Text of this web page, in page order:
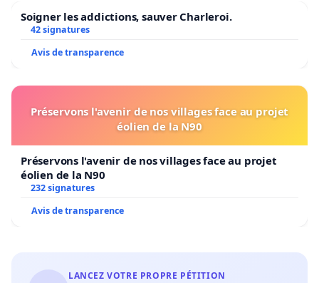
Soigner les addictions, sauver Charleroi.
42 signatures
Avis de transparence
Préservons l'avenir de nos villages face au projet
éolien de la N90
Préservons l'avenir de nos villages face au projet
éolien de la N90
232 signatures
Avis de transparence
LANCEZ VOTRE PROPRE PÉTITION